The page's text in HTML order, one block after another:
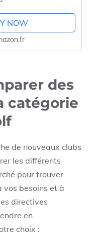
NOW
des
catégorie
de nouveaux clubs
les différents
pour trouver
vos besoins et à
directives
en
choix :